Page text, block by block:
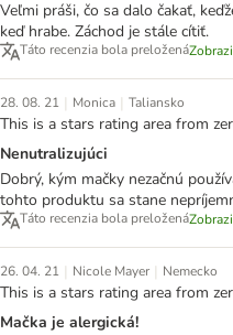
Veľmi práši, čo sa dalo čakať,
keď hrabe. Záchod je stále cítiť.
Táto recenzia bola preložená
28. 08. 21 | Monica | Taliansko
This is a stars rating area from
Nenutralizujúci
Dobrý, kým mačky nezačnú
tohto produktu sa stane
Táto recenzia bola preložená
26. 04. 21 | Nicole Mayer | Nemecko
This is a stars rating area from
Mačka je alergická!